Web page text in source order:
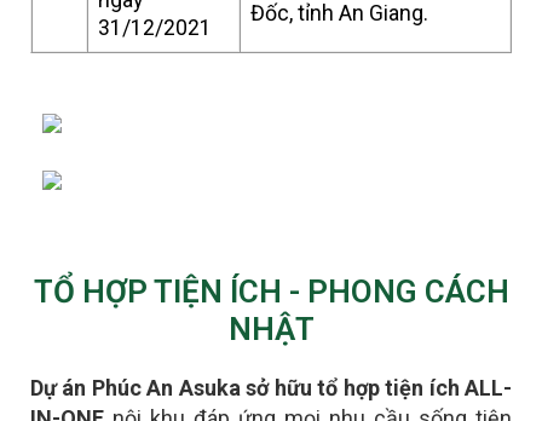
31/12/2021
Đốc, tỉnh An Giang.
TỔ HỢP TIỆN ÍCH - PHONG CÁCH
NHẬT
Dự án Phúc An Asuka sở hữu tổ hợp tiện ích ALL-